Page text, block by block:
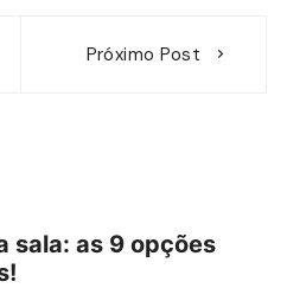
Próximo Post
sala: as 9 opções